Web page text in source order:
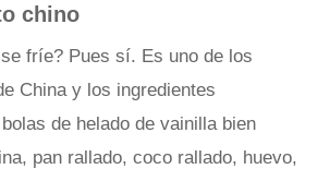
chino
fríe? Pues sí. Es uno de los
China y los ingredientes
de helado de vainilla bien
pan rallado, coco rallado, huevo,